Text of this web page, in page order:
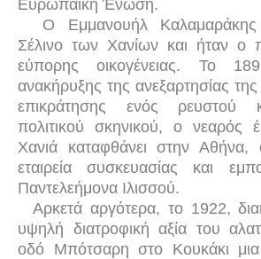
Ευρωπαϊκή Ένωση.
Ο Εμμανουήλ Καλαμαράκης
Σέλινο των Χανίων και ήταν ο
εύπορης οικογένειας. Το
ανακήρυξης της ανεξαρτησίας
επικράτησης ενός ρευστού
πολιτικού σκηνικού, ο
Χανιά καταφθάνει στην Αθήνα,
εταιρεία συσκευασίας και
Παντελεήμονα Ιλισσού.
Αρκετά αργότερα, το 1922,
υψηλή διατροφική αξία του
οδό Μπότσαρη στο Κουκάκι μια